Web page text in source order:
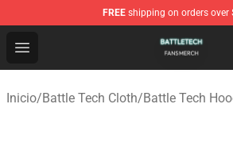
FREE shipping on orders over
Open menu
Battle Tech Shop - Official Battle
Inicio/Battle Tech Cloth/Battle Tech